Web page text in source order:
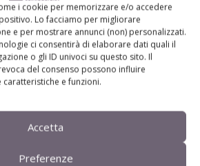
i cookie per memorizzare e/o accedere
Lo facciamo per migliorare
e per mostrare annunci (non) personalizzati.
ci consentirà di elaborare dati quali il
o gli ID univoci su questo sito. Il
del consenso possono influire
caratteristiche e funzioni.
Accetta
Preferenze
le videointerviste ai tre premiati